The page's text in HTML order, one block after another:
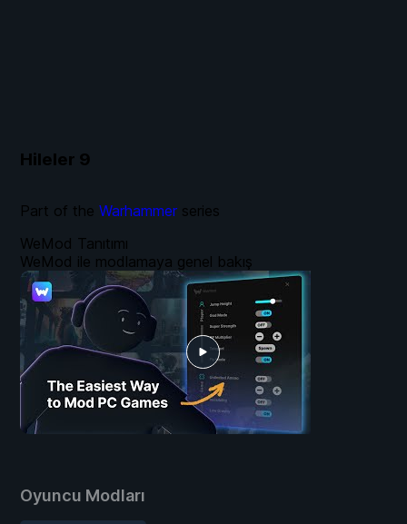
Hileler 9
Oyuncu Modları
WeMod Tanıtımı
WeMod ile modlamaya genel bakış
Part of the Warhammer series